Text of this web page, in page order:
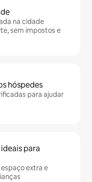
na cidade
sem impostos e
hóspedes
para ajudar
para
extra e